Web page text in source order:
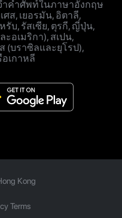
ำคำศัพท์ในภาษาอังกฤษ
ศส, เยอรมัน, อิตาลี,
รับ, รัสเซีย, ตุรกี, ญี่ปุ่น,
อเมริกา), สเปน,
(บราซิลและยุโรป),
เกาหลี
Kong
Terms